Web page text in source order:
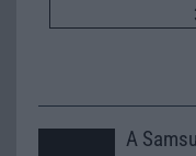
A